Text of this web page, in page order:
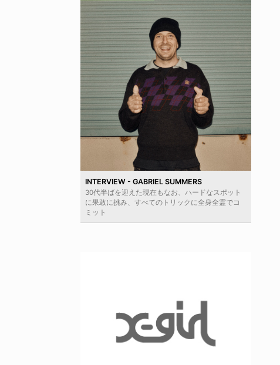
INTERVIEW - GABRIEL SUMMERS
30代半ばを迎えた現在もなお、ハードなスポット
に果敢に挑み、すべてのトリックに全身全霊でコ
ミット